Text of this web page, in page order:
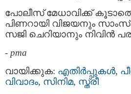
പോലീസ് മേധാവിക്ക്
പിണറായി വിജയനും
സജി ചെറിയാനും നിവിന്‍
- pma
വായിക്കുക: എതിര്‍പ്പുകള്‍,
വിവാദം, സിനിമ, സ്ത്രീ